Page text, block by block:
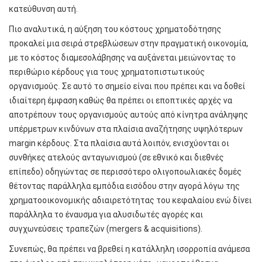
κατεύθυνση αυτή.
Πιο αναλυτικά, η αύξηση του κόστους χρηματοδότησης
προκαλεί μια σειρά στρεβλώσεων στην πραγματική οικονομία,
με το κόστος διαμεσολάβησης να αυξάνεται μειώνοντας το
περιθώριο κέρδους για τους χρηματοπιστωτικούς
οργανισμούς. Σε αυτό το σημείο είναι που πρέπει και να δοθεί
ιδιαίτερη έμφαση καθώς θα πρέπει οι εποπτικές αρχές να
αποτρέπουν τους οργανισμούς αυτούς από κίνητρα ανάληψης
υπέρμετρων κινδύνων στα πλαίσια αναζήτησης υψηλότερων
margin κέρδους. Στα πλαίσια αυτά λοιπόν, ενισχύονται οι
συνθήκες ατελούς ανταγωνισμού (σε εθνικό και διεθνές
επίπεδο) οδηγώντας σε περισσότερο ολιγοπoωλιακές δομές
θέτοντας παράλληλα εμπόδια εισόδου στην αγορά λόγω της
χρηματοοικονομικής αδιαιρετότητας του κεφαλαίου ενώ δίνει
παράλληλα το έναυσμα για αλυσιδωτές αγορές και
συγχωνεύσεις τραπεζών (mergers & acquisitions).
Συνεπώς, θα πρέπει να βρεθεί η κατάλληλη ισορροπία ανάμεσα